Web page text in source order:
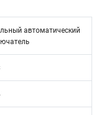
автоматический